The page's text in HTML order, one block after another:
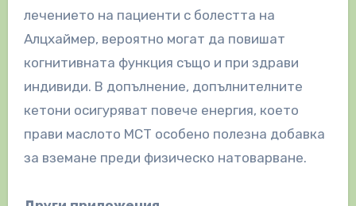
лечението на пациенти с болестта на
Алцхаймер, вероятно могат да повишат
когнитивната функция също и при здрави
индивиди. В допълнение, допълнителните
кетони осигуряват повече енергия, което
прави маслото MCT особено полезна добавка
за вземане преди физическо натоварване.